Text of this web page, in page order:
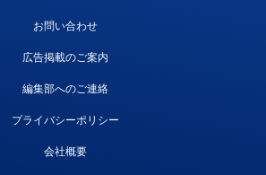
お問い合わせ
広告掲載のご案内
編集部へのご連絡
プライバシーポリシー
会社概要